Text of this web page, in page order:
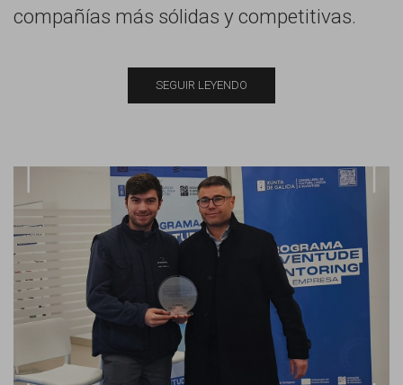
compañías más sólidas y competitivas.
SEGUIR LEYENDO